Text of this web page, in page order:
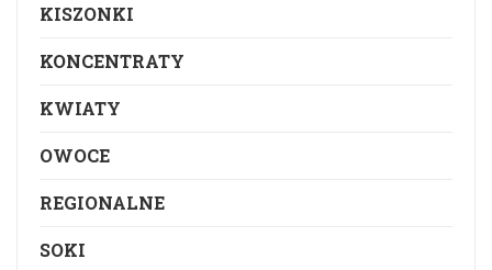
KISZONKI
KONCENTRATY
KWIATY
OWOCE
REGIONALNE
SOKI